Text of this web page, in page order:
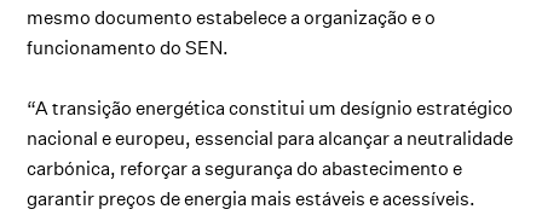
mesmo documento estabelece a organização e o
funcionamento do SEN.
“A transição energética constitui um desígnio estratégico
nacional e europeu, essencial para alcançar a neutralidade
carbónica, reforçar a segurança do abastecimento e
garantir preços de energia mais estáveis e acessíveis.